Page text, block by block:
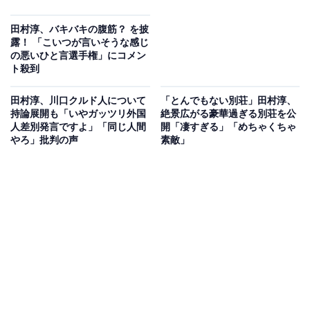
田村淳、バキバキの腹筋？ を披
露！ 「こいつが言いそうな感じ
の悪いひと言選手権」にコメン
ト殺到
田村淳、川口クルド人について
持論展開も「いやガッツリ外国
人差別発言ですよ」「同じ人間
やろ」批判の声
「とんでもない別荘」田村淳、
絶景広がる豪華過ぎる別荘を公
開「凄すぎる」「めちゃくちゃ
素敵」